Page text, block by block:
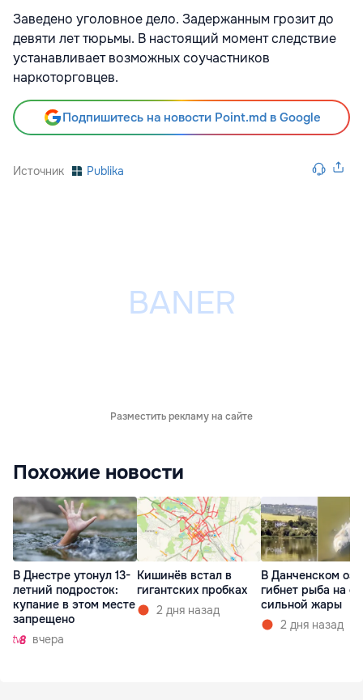
Заведено уголовное дело. Задержанным грозит до
девяти лет тюрьмы. В настоящий момент следствие
устанавливает возможных соучастников
наркоторговцев.
Подпишитесь на новости Point.md в Google
Источник Publika
Разместить рекламу на сайте
Похожие новости
В Днестре утонул 13-
летний подросток:
купание в этом месте
запрещено
вчера
Кишинёв встал в
гигантских пробках
2 дня назад
В Данченском
гибнет рыба на
сильной жары
2 дня назад